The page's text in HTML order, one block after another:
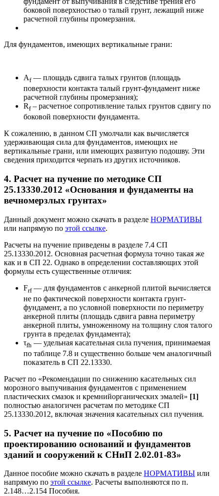
боковой поверхностью о талый грунт, лежащий ниже
расчетной глубины промерзания.
Для фундаментов, имеющих вертикальные грани:
Af— площадь сдвига талых грунтов (площадь
поверхности контакта талый грунт-фундамент ниже
расчетной глубины промерзания);
Rf– расчетное сопротивление талых грунтов сдвигу по
боковой поверхности фундамента.
К сожалению, в данном СП умолчали как вычисляется
удерживающая сила для фундаментов, имеющих не
вертикальные грани, или имеющих развитую подошву. Эти
сведения приходится черпать из других источников.
4. Расчет на пучение по методике СП
25.13330.2012 «Основания и фундаменты на
вечномерзлых грунтах»
Данный документ можно скачать в разделе НОРМАТИВЫ
или напрямую по этой ссылке.
Расчеты на пучение приведены в разделе 7.4 СП
25.13330.2012. Основная расчетная формула точно такая же
как и в СП 22. Однако в определении составляющих этой
формулы есть существенные отличия:
Frf— для фундаментов с анкерной плитой вычисляется
не по фактической поверхности контакта грунт-
фундамент, а по условной поверхности по периметру
анкерной плиты (площадь сдвига равна периметру
анкерной плиты, умноженному на толщину слоя талого
грунта в пределах фундамента);
τfh — удельная касательная сила пучения, принимаемая
по таблице 7.8 и существенно больше чем аналогичный
показатель в СП 22.13330.
Расчет по «Рекомендации по снижению касательных сил
морозного выпучивания фундаментов с применением
пластических смазок и кремнийорганических эмалей» [1]
полностью аналогичен расчетам по методике СП
25.13330.2012, включая значения касательных сил пучения.
5. Расчет на пучение по «Пособию по
проектированию оснований и фундаментов
зданий и сооружений к СНиП 2.02.01-83»
Данное пособие можно скачать в разделе НОРМАТИВЫ или
напрямую по этой ссылке. Расчеты выполняются по п.
2.148…2.154 Пособия.